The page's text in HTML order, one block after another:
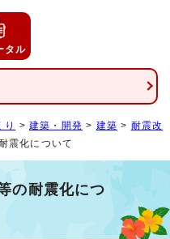
タル
り >建築・開発 > 建築 > 耐震改
震化について
の耐震化につ